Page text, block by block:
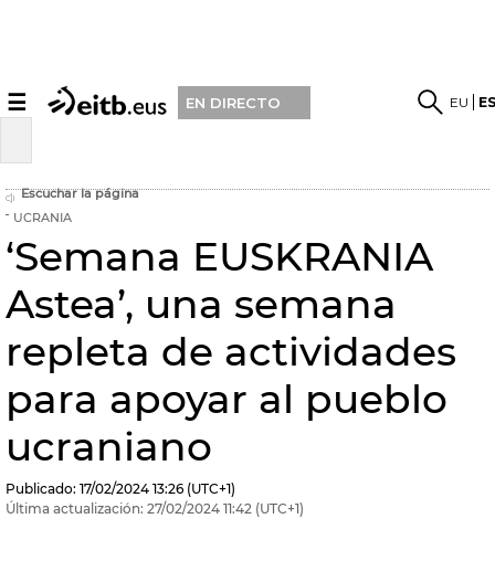
☰ EN DIRECTO EU
Escuchar la página
UCRANIA
‘Semana EUSKRANIA
Astea’, una semana
repleta de actividades
para apoyar al pueblo
ucraniano
Publicado: 17/02/2024 13:26 (UTC+1)
Última actualización: 27/02/2024 11:42 (UTC+1)